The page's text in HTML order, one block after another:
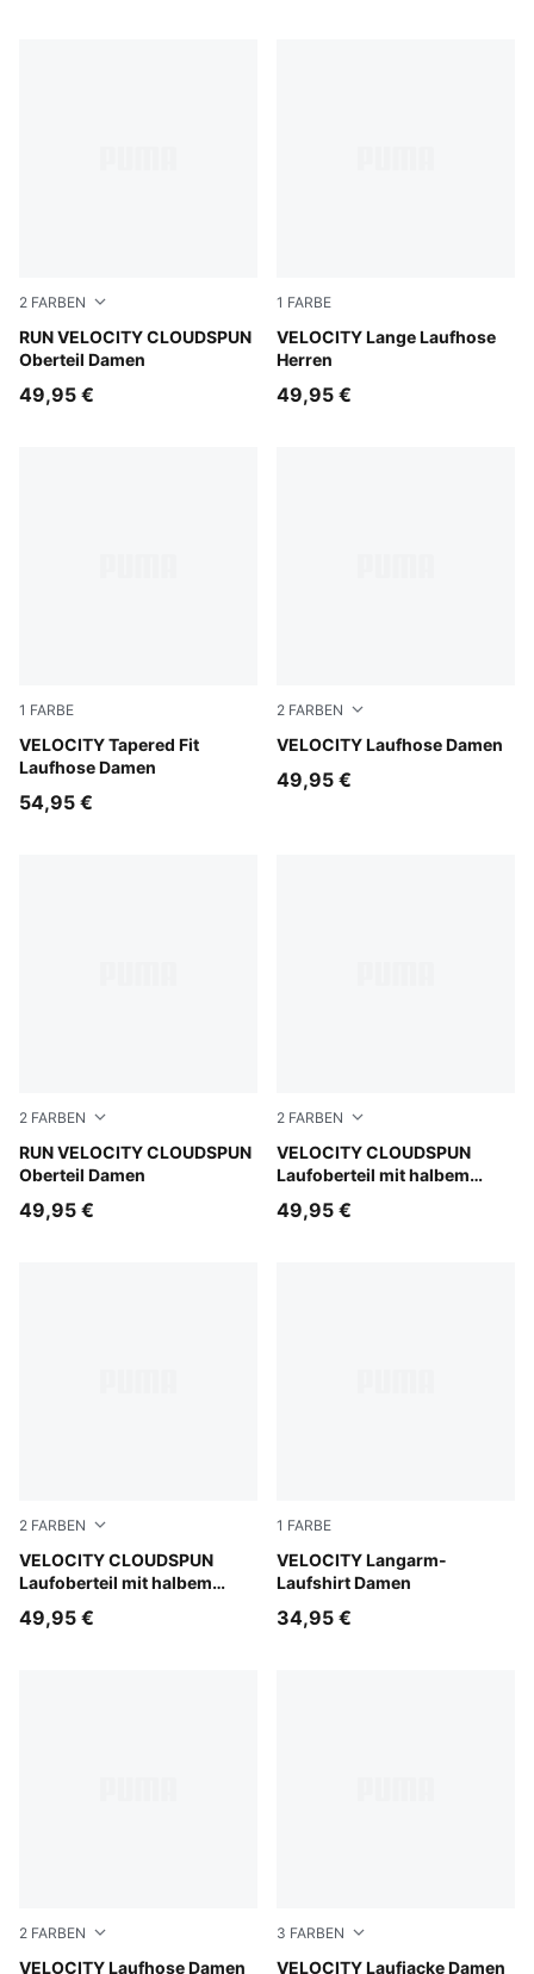
2 FARBEN
RUN VELOCITY CLOUDSPUN
Oberteil Damen
Inky Depths
49,95 €
1 FARBE
VELOCITY Lange Laufhose
Herren
Puma Black
49,95 €
1 FARBE
VELOCITY Tapered Fit
Laufhose Damen
Puma Black
54,95 €
2 FARBEN
VELOCITY Laufhose Damen
Inky Depths
49,95 €
2 FARBEN
RUN VELOCITY CLOUDSPUN
Oberteil Damen
Puma Black
49,95 €
2 FARBEN
VELOCITY CLOUDSPUN
Laufoberteil mit halbem
Inky Depths
49,95 €
2 FARBEN
VELOCITY CLOUDSPUN
Laufoberteil mit halbem
Puma Black
49,95 €
1 FARBE
VELOCITY Langarm-
Laufshirt Damen
Puma Black
34,95 €
2 FARBEN
VELOCITY Laufhose Damen
Puma Black
3 FARBEN
VELOCITY Laufjacke Damen
Puma Black